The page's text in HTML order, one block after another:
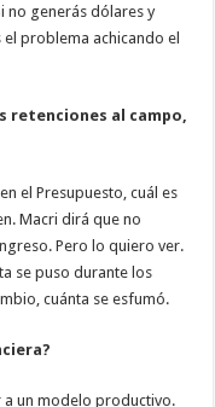
no generás dólares y
problema achicando el
retenciones al campo,
el Presupuesto, cuál es
Macri dirá que no
Pero lo quiero ver.
se puso durante los
cuánta se esfumó.
un modelo productivo.